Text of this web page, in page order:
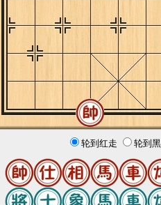
轮到红走 轮到